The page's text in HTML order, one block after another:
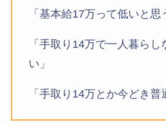
「基本給17万って低いと思
「手取り14万で一人暮ら
い」
「手取り14万とか今どき普